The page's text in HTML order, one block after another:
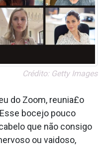
Crédito: Getty Images
do Zoom, reunia£o
bocejo pouco
que não consigo
ou vaidoso,